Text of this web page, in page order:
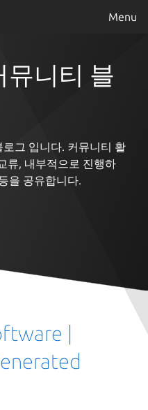
Menu
뮤니티 블
그 입니다. 커뮤니티 활
류, 내부적으로 진행하
을 공유합니다.
|